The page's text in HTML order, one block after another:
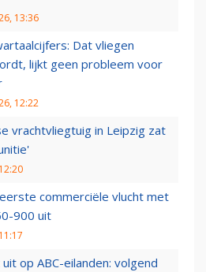
13:36
Dat vliegen
lijkt geen probleem voor
12:22
vrachtvliegtuig in Leipzig zat
commerciële vlucht met
900 uit
op ABC-eilanden: volgend